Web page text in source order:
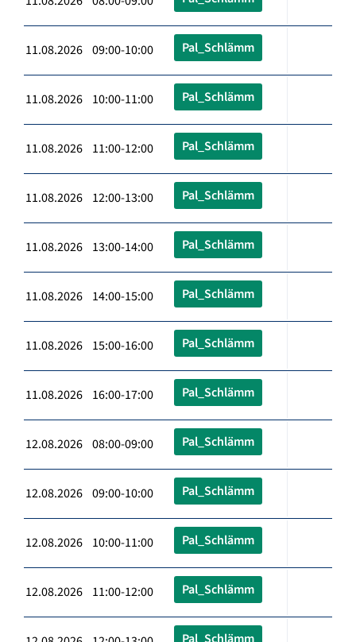
11.08.2026 09:00-10:00 Pal_Schlämm
11.08.2026 10:00-11:00 Pal_Schlämm
11.08.2026 11:00-12:00 Pal_Schlämm
11.08.2026 12:00-13:00 Pal_Schlämm
11.08.2026 13:00-14:00 Pal_Schlämm
11.08.2026 14:00-15:00 Pal_Schlämm
11.08.2026 15:00-16:00 Pal_Schlämm
11.08.2026 16:00-17:00 Pal_Schlämm
12.08.2026 08:00-09:00 Pal_Schlämm
12.08.2026 09:00-10:00 Pal_Schlämm
12.08.2026 10:00-11:00 Pal_Schlämm
12.08.2026 11:00-12:00 Pal_Schlämm